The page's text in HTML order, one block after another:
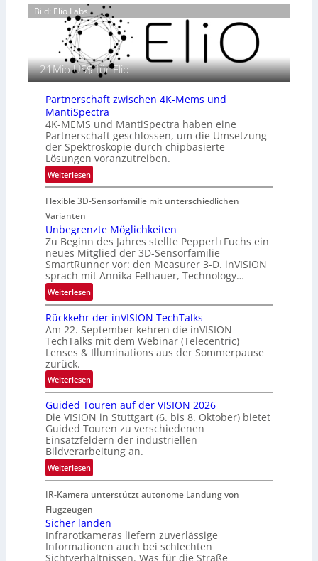
g
r
a
f
i
e
n
L
u
f
t
-
u
a
u
m
f
a
h
r
t
t
e
c
h
i
k
z
i
n
E
M
E
-
R
e
g
i
o
n
Bild: Elio Labs.
21Mio.US$ für Elio
Partnerschaft zwischen 4K-Mems und
MantiSpectra
4K-MEMS und MantiSpectra haben eine
Partnerschaft geschlossen, um die Umsetzung
der Spektroskopie durch chipbasierte
Lösungen voranzutreiben.
Weiterlesen:
P
a
t
n
e
r
s
c
h
a
f
t
i
s
c
h
e
n
4
K
-
M
e
m
s
Flexible 3D-Sensorfamilie mit unterschiedlichen
Varianten
Unbegrenzte Möglichkeiten
Zu Beginn des Jahres stellte Pepperl+Fuchs ein
neues Mitglied der 3D-Sensorfamilie
SmartRunner vor: den Measurer 3-D. inVISION
sprach mit Annika Felhauer, Technology…
Weiterlesen:
U
n
b
e
g
r
e
z
t
e
M
ö
g
l
i
c
h
k
Rückkehr der inVISION TechTalks
Am 22. September kehren die inVISION
TechTalks mit dem Webinar (Telecentric)
Lenses & Illuminations aus der Sommerpause
zurück.
Weiterlesen:
R
ü
c
k
k
e
h
d
e
r
i
n
Guided Touren auf der VISION 2026
Die VISION in Stuttgart (6. bis 8. Oktober) bietet
Guided Touren zu verschiedenen
Einsatzfeldern der industriellen
Bildverarbeitung an.
Weiterlesen:
G
u
i
d
e
d
IR-Kamera unterstützt autonome Landung von
Flugzeugen
Sicher landen
Infrarotkameras liefern zuverlässige
Informationen auch bei schlechten
Sichtverhältnissen. Was für die Straße